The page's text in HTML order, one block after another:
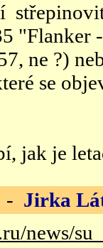
"Flanker
ne ?)
se
jak je
- Jirka
news/